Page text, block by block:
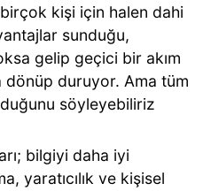
kişi için halen dahi
sunduğu,
gelip geçici bir akım
dönüp duruyor. Ama tüm
söyleyebiliriz
bilgiyi daha iyi
yaratıcılık ve kişisel